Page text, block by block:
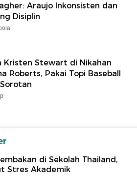
Araujo Inkonsisten dan
Disiplin
Kristen Stewart di Nikahan
Roberts, Pakai Topi Baseball
di Sekolah Thailand,
Stres Akademik